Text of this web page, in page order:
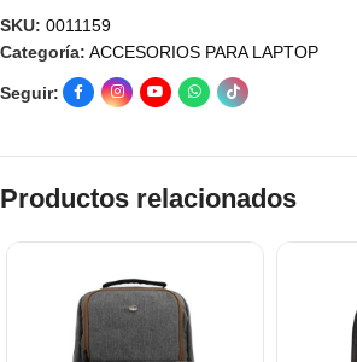
SKU: 0011159
Categoría: ACCESORIOS PARA LAPTOP
Seguir:
Productos relacionados